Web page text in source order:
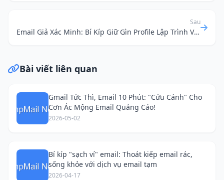
Sau
Email Giả Xác Minh: Bí Kíp Giữ Gìn Profile Lập Trình Viên Khỏi Rác Điện Tử
Bài viết liên quan
Gmail Tức Thì, Email 10 Phút: "Cứu Cánh" Cho
Cơn Ác Mộng Email Quảng Cáo!
2026-05-02
Bí kíp "sạch ví" email: Thoát kiếp email rác,
sống khỏe với dịch vụ email tạm
2026-04-17